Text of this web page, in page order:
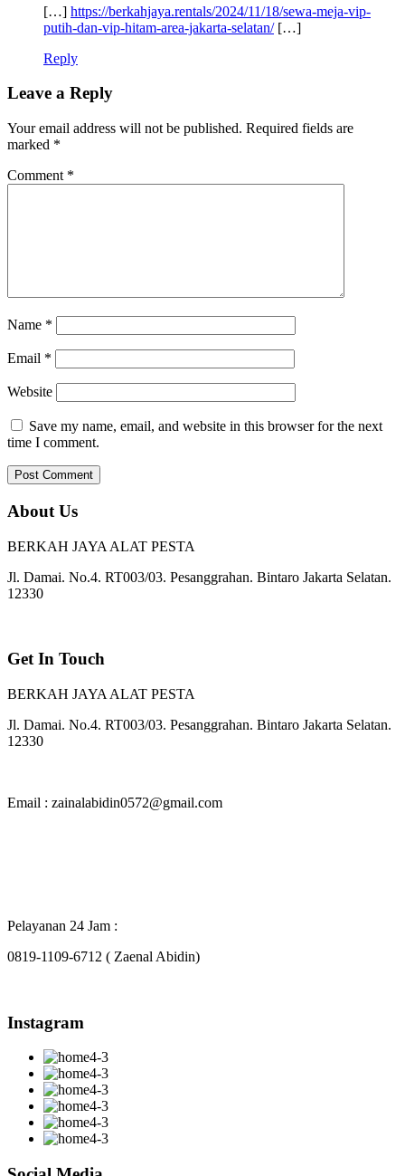
[…] https://berkahjaya.rentals/2024/11/18/sewa-meja-vip-
putih-dan-vip-hitam-area-jakarta-selatan/[…]
Reply
Leave a Reply
Your email address will not be published. Required fields are
marked *
Comment *
Name *
Email *
Website
Save my name, email, and website in this browser for the next
time I comment.
About Us
BERKAH JAYA ALAT PESTA
Jl. Damai. No.4. RT003/03. Pesanggrahan. Bintaro Jakarta Selatan.
12330
Get In Touch
BERKAH JAYA ALAT PESTA
Jl. Damai. No.4. RT003/03. Pesanggrahan. Bintaro Jakarta Selatan.
12330
Email : zainalabidin0572@gmail.com
Pelayanan 24 Jam :
0819-1109-6712 ( Zaenal Abidin)
Instagram